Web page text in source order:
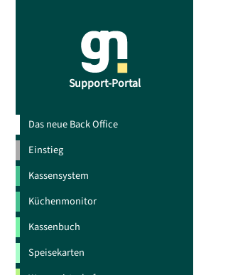
Support-Portal
Das neue Back Office
Einstieg
Kassensystem
Küchenmonitor
Kassenbuch
Speisekarten